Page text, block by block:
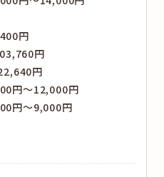
円
円
円
円～12,000円
円～9,000円